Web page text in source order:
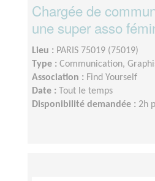
Chargée de
une super asso
Lieu : PARIS 75019 (75019)
Type : Communication,
Association : Find Yourself
Date :
Tout le temps
Disponibilité demandée : 2h